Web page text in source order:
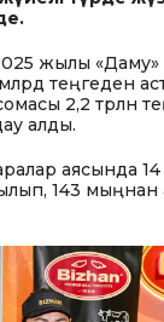
жылы «Даму»
теңгеден
2,2 трлн
алды.
аясында
143